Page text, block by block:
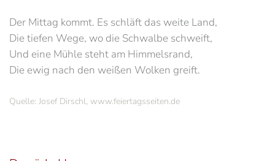
Der Mittag kommt. Es schläft das weite Land,
Die tiefen Wege, wo die Schwalbe schweift,
Und eine Mühle steht am Himmelsrand,
Die ewig nach den weißen Wolken greift.
Quelle: Josef Dirschl, www.feiertagsseiten.de